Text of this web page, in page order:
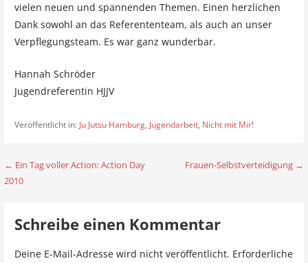
vielen neuen und spannenden Themen. Einen herzlichen
Dank sowohl an das Referententeam, als auch an unser
Verpflegungsteam. Es war ganz wunderbar.
Hannah Schröder
Jugendreferentin HJJV
Veröffentlicht in: Ju Jutsu Hamburg, Jugendarbeit, Nicht mit Mir!
B
← Ein Tag voller Action: Action Day
2010
Frauen-Selbstverteidigung →
Schreibe einen Kommentar
Deine E-Mail-Adresse wird nicht veröffentlicht. Erforderliche